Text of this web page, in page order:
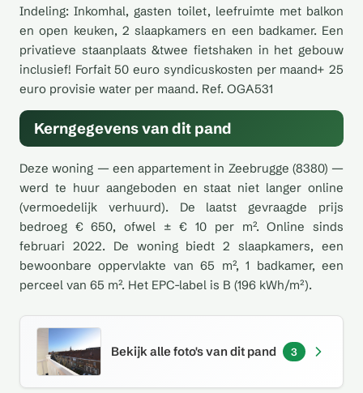
Indeling: Inkomhal, gasten toilet, leefruimte met balkon
en open keuken, 2 slaapkamers en een badkamer. Een
privatieve staanplaats &twee fietshaken in het gebouw
inclusief! Forfait 50 euro syndicuskosten per maand+ 25
euro provisie water per maand. Ref. OGA531
Kerngegevens van dit pand
Deze woning — een appartement in Zeebrugge (8380) —
werd te huur aangeboden en staat niet langer online
(vermoedelijk verhuurd). De laatst gevraagde prijs
bedroeg € 650, ofwel ± € 10 per m². Online sinds
februari 2022. De woning biedt 2 slaapkamers, een
bewoonbare oppervlakte van 65 m², 1 badkamer, een
perceel van 65 m². Het EPC-label is B (196 kWh/m²).
Bekijk alle foto's van dit pand 3